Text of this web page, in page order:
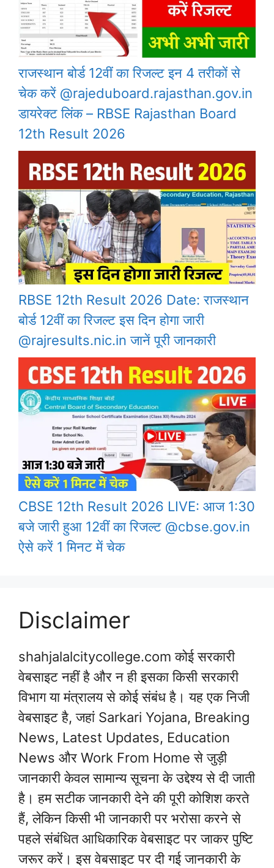
राजस्थान बोर्ड 12वीं का रिजल्ट इन 4 तरीकों से
चेक करें @rajeduboard.rajasthan.gov.in
डायरेक्ट लिंक – RBSE Rajasthan Board
12th Result 2026
RBSE 12th Result 2026 Date: राजस्थान
बोर्ड 12वीं का रिजल्ट इस दिन होगा जारी
@rajresults.nic.in जानें पूरी जानकारी
CBSE 12th Result 2026 LIVE: आज 1:30
बजे जारी हुआ 12वीं का रिजल्ट @cbse.gov.in
ऐसे करें 1 मिनट में चेक
Disclaimer
shahjalalcitycollege.com कोई सरकारी
वेबसाइट नहीं है और न ही इसका किसी सरकारी
विभाग या मंत्रालय से कोई संबंध है। यह एक निजी
वेबसाइट है, जहां Sarkari Yojana, Breaking
News, Latest Updates, Education
News और Work From Home से जुड़ी
जानकारी केवल सामान्य सूचना के उद्देश्य से दी जाती
है। हम सटीक जानकारी देने की पूरी कोशिश करते
हैं, लेकिन किसी भी जानकारी पर भरोसा करने से
पहले संबंधित आधिकारिक वेबसाइट पर जाकर पुष्टि
जरूर करें। इस वेबसाइट पर दी गई जानकारी के